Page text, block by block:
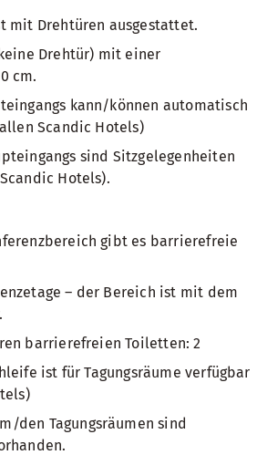
mit Drehtüren ausgestattet.
Drehtür) mit einer
cm.
kann/können automatisch
Scandic Hotels)
sind Sitzgelegenheiten
Hotels).
gibt es barrierefreie
– der Bereich ist mit dem
barrierefreien Toiletten: 2
ist für Tagungsräume verfügbar
den Tagungsräumen sind